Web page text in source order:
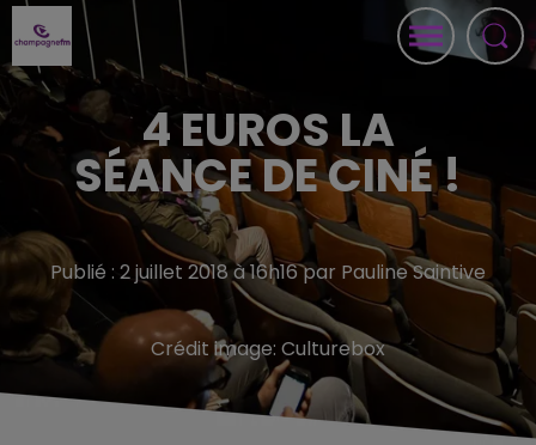
4 EUROS LA
SÉANCE DE CINÉ !
Publié : 2 juillet 2018 à 16h16 par Pauline Saintive
Crédit image: Culturebox